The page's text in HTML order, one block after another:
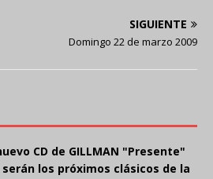
SIGUIENTE
Domingo 22 de marzo 2009
CD de GILLMAN "Presente"
los próximos clásicos de la